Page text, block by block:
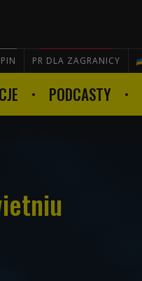
PR DLA ZAGRANICY

PODCASTY